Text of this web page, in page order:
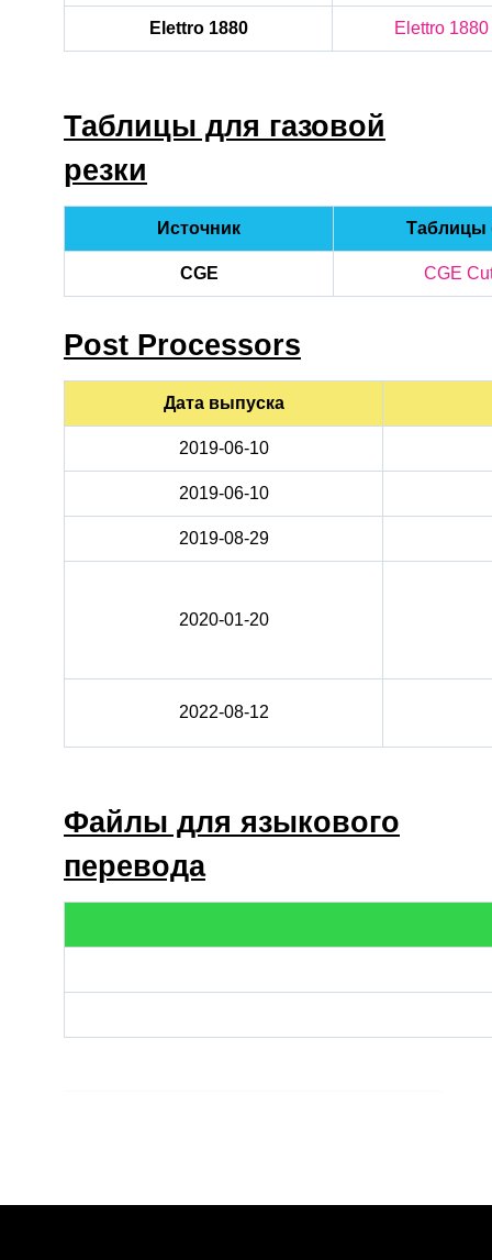
Elettro 1880 Elettro
Таблицы для газовой
резки
Источник Таблицы
CGE CGE
Post Processors
Дата выпуска
2019-06-10
2019-06-10
2019-08-29
2020-01-20
2022-08-12
Файлы для языкового
перевода